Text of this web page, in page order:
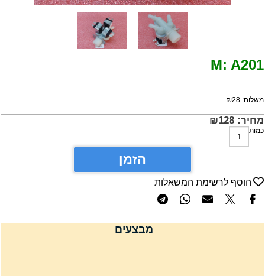
M:
₪28
₪128
הזמן
הוסף לרשימת המשאלות
מבצעים